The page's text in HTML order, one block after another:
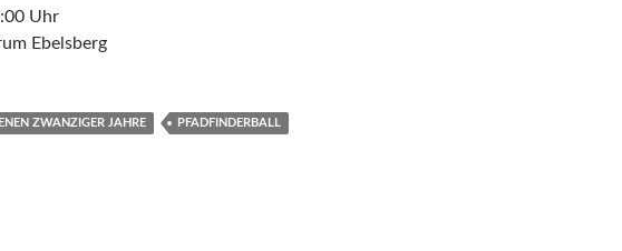
Uhr
Ebelsberg
ZWANZIGER JAHRE PFADFINDERBALL